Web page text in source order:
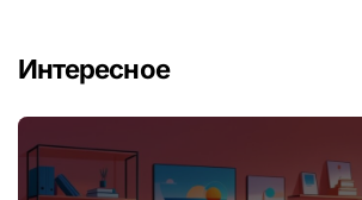
Интересное